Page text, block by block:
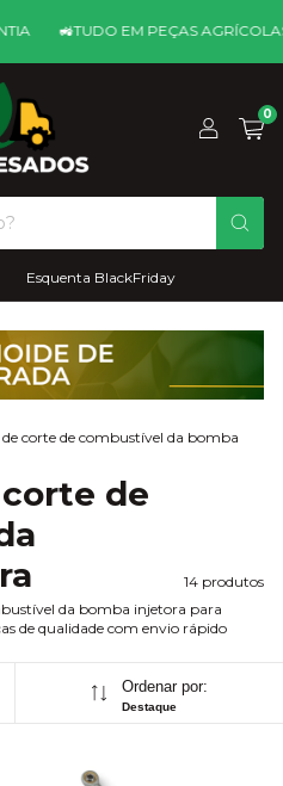
🚜ㅤTUDO EM PEÇAS AGRÍCOLAS 💳
0
Esquenta BlackFriday
de corte de combustível da bomba
de
14 produtos
da bomba injetora para
de qualidade com envio rápido
Ordenar por:
Destaque